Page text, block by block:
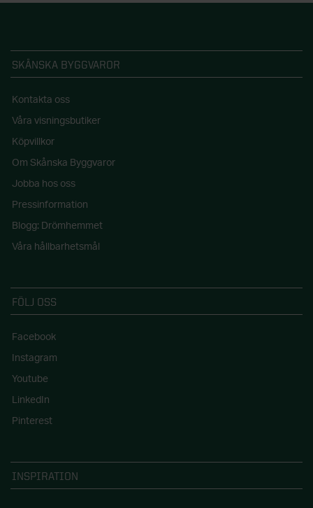
SKÅNSKA BYGGVAROR
Kontakta oss
Våra visningsbutiker
Köpvillkor
Om Skånska Byggvaror
Jobba hos oss
Pressinformation
Blogg: Drömhemmet
Våra hållbarhetsmål
FÖLJ OSS
Facebook
Instagram
Youtube
LinkedIn
Pinterest
INSPIRATION